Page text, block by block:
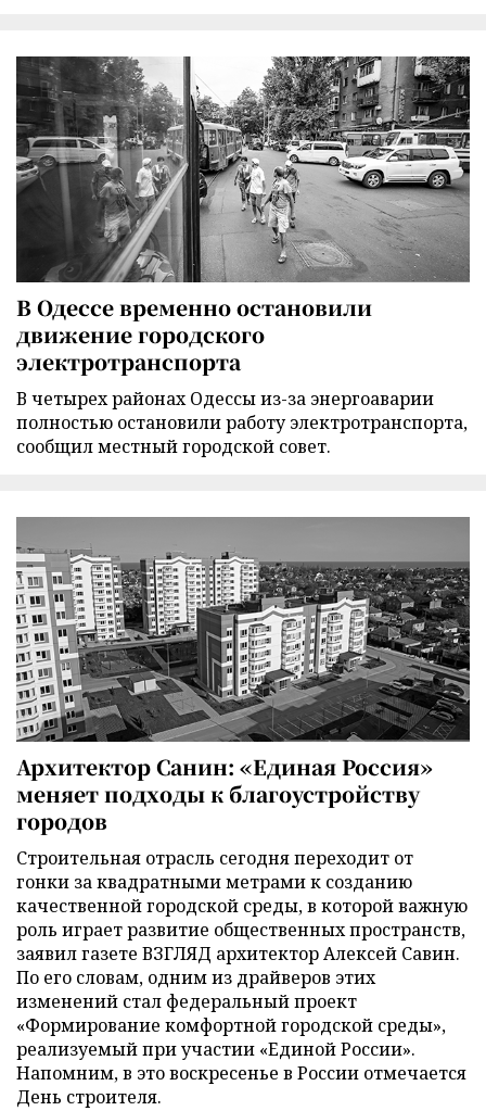
В Одессе временно остановили
движение городского
электротранспорта
В четырех районах Одессы из-за энергоаварии
полностью остановили работу электротранспорта,
сообщил местный городской совет.
Архитектор Санин: «Единая Россия»
меняет подходы к благоустройству
городов
Строительная отрасль сегодня переходит от
гонки за квадратными метрами к созданию
качественной городской среды, в которой важную
роль играет развитие общественных пространств,
заявил газете ВЗГЛЯД архитектор Алексей Савин.
По его словам, одним из драйверов этих
изменений стал федеральный проект
«Формирование комфортной городской среды»,
реализуемый при участии «Единой России».
Напомним, в это воскресенье в России отмечается
День строителя.